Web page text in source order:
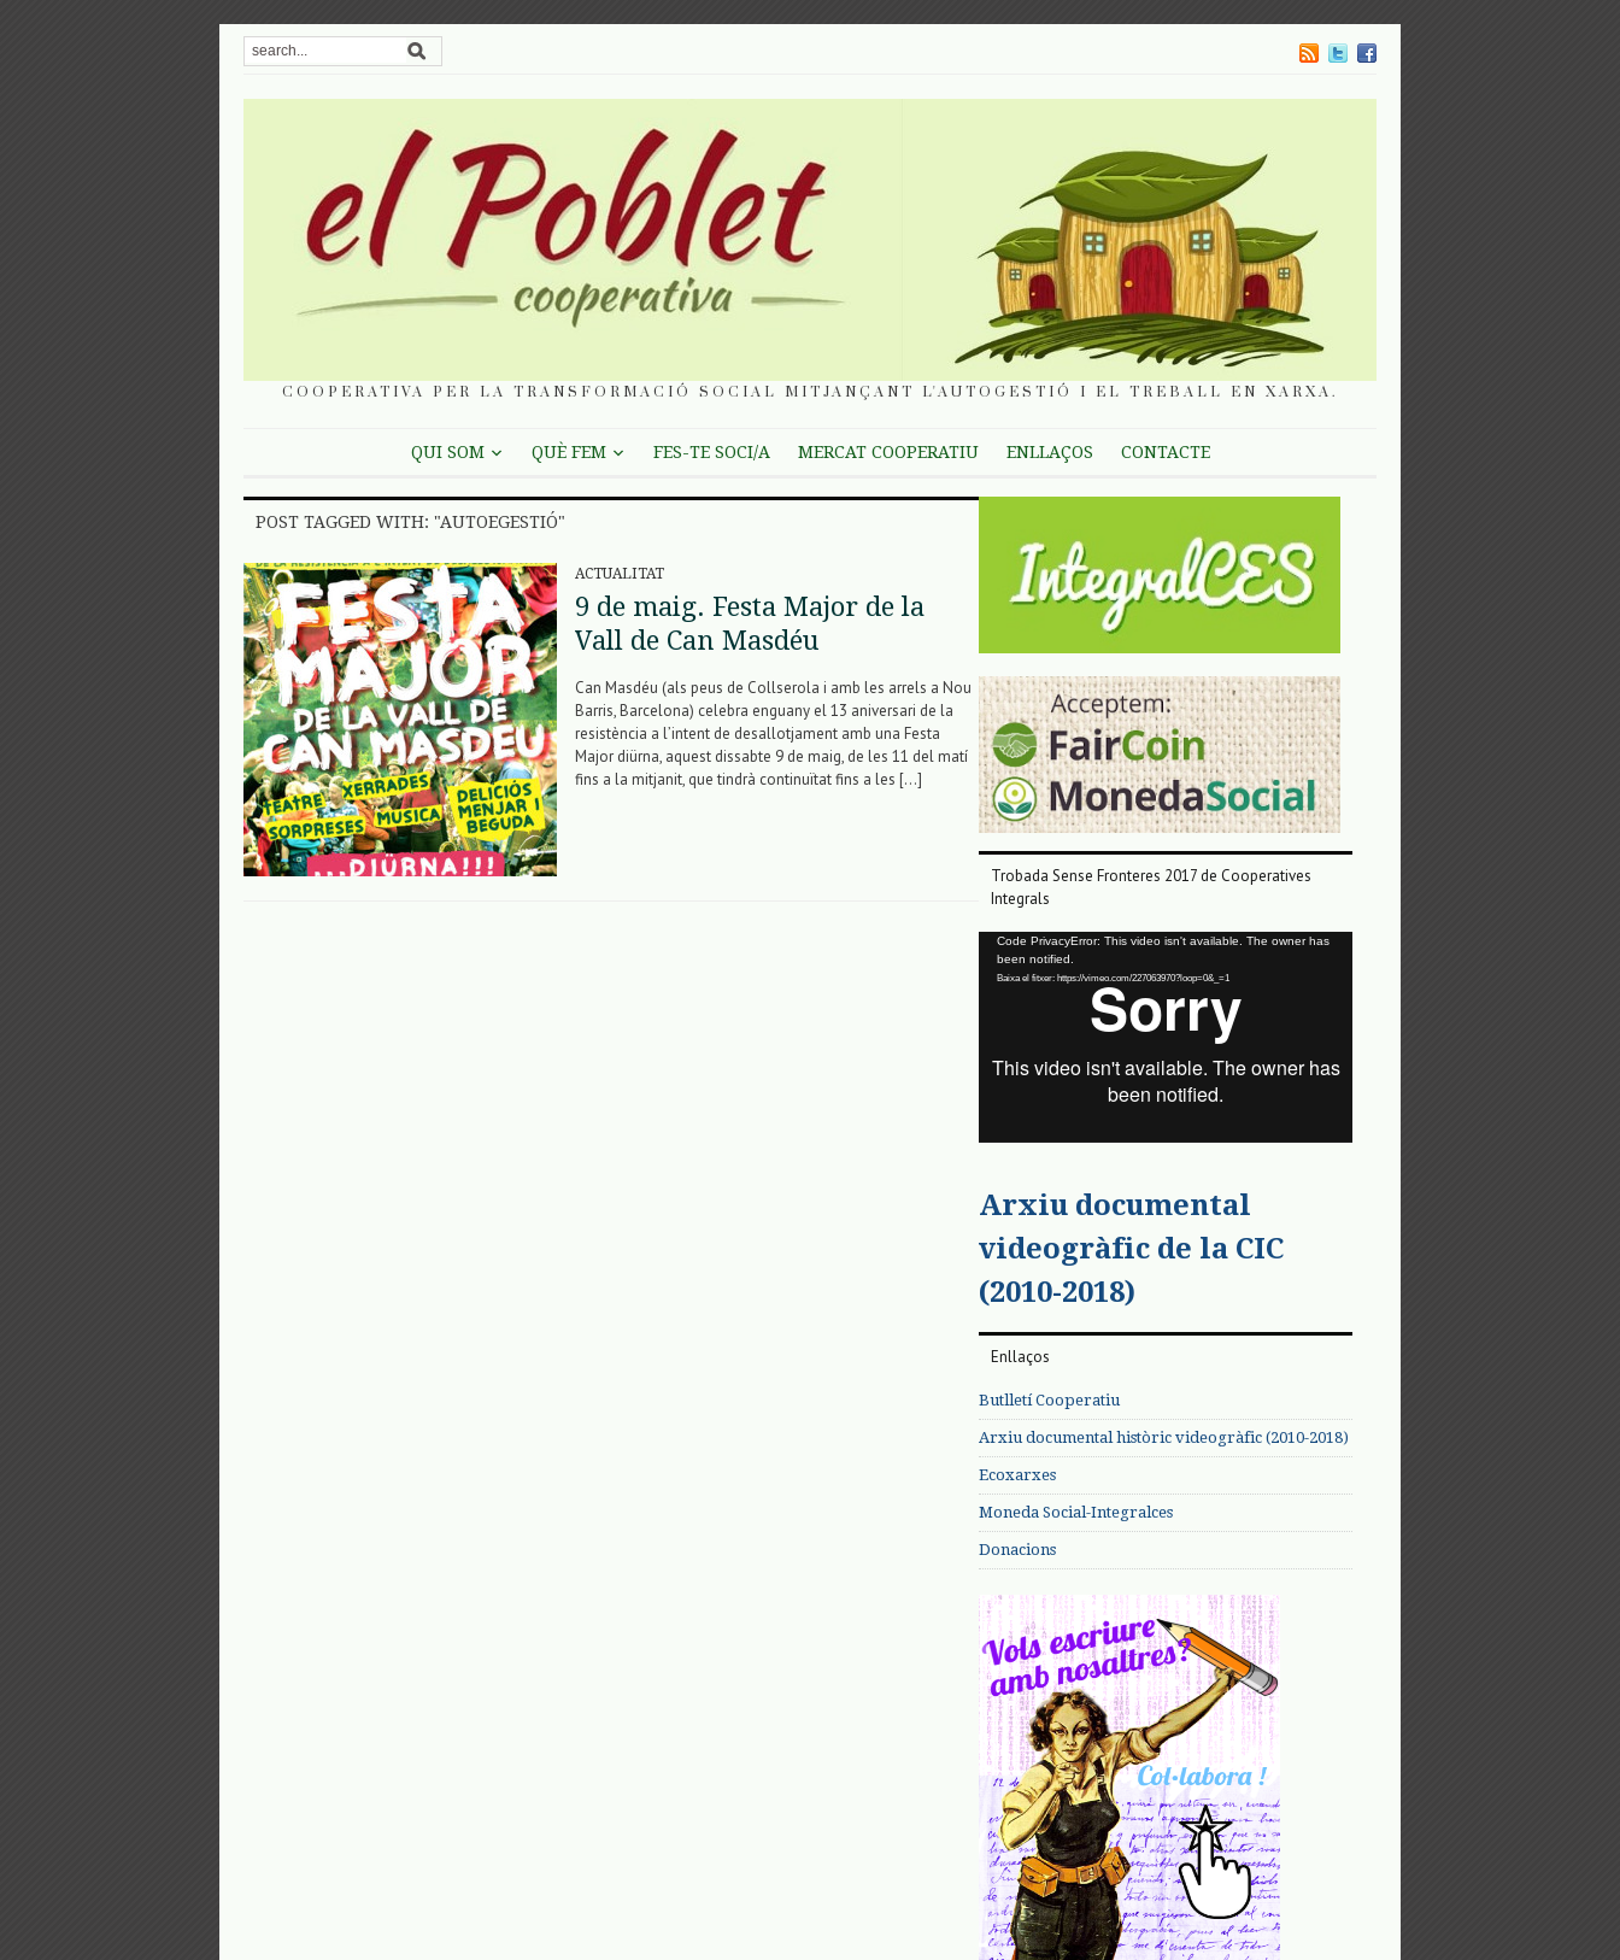
COOPERATIVA PER LA TRANSFORMACIÓ SOCIAL MITJANÇANT L'AUTOGESTIÓ I EL TREBALL EN XARXA.
QUI SOM QUÈ FEM FES-TE SOCI/A MERCAT COOPERATIU ENLLAÇOS CONTACTE
POST TAGGED WITH: "AUTOEGESTIÓ"
ACTUALITAT
9 de maig. Festa Major de la
Vall de Can Masdéu
Can Masdéu (als peus de Collserola i amb les arrels a Nou
Barris, Barcelona) celebra enguany el 13 aniversari de la
resistència a l’intent de desallotjament amb una Festa
Major diürna, aquest dissabte 9 de maig, de les 11 del matí
fins a la mitjanit, que tindrà continuïtat fins a les […]
Trobada Sense Fronteres 2017 de Cooperatives
Integrals
Reproductor
vídeo
Code PrivacyError: This video isn't available. The owner has
been notified.
Baixa el fitxer: https://vimeo.com/227063970?loop=0&_=1
Arxiu documental
videogràfic de la CIC
(2010-2018)
Enllaços
Butlletí Cooperatiu
Arxiu documental històric videogràfic (2010-2018)
Ecoxarxes
Moneda Social-Integralces
Donacions